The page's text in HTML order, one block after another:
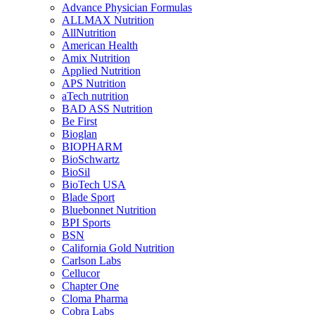
Advance Physician Formulas
ALLMAX Nutrition
AllNutrition
American Health
Amix Nutrition
Applied Nutrition
APS Nutrition
aTech nutrition
BAD ASS Nutrition
Be First
Bioglan
BIOPHARM
BioSchwartz
BioSil
BioTech USA
Blade Sport
Bluebonnet Nutrition
BPI Sports
BSN
California Gold Nutrition
Carlson Labs
Cellucor
Chapter One
Cloma Pharma
Cobra Labs